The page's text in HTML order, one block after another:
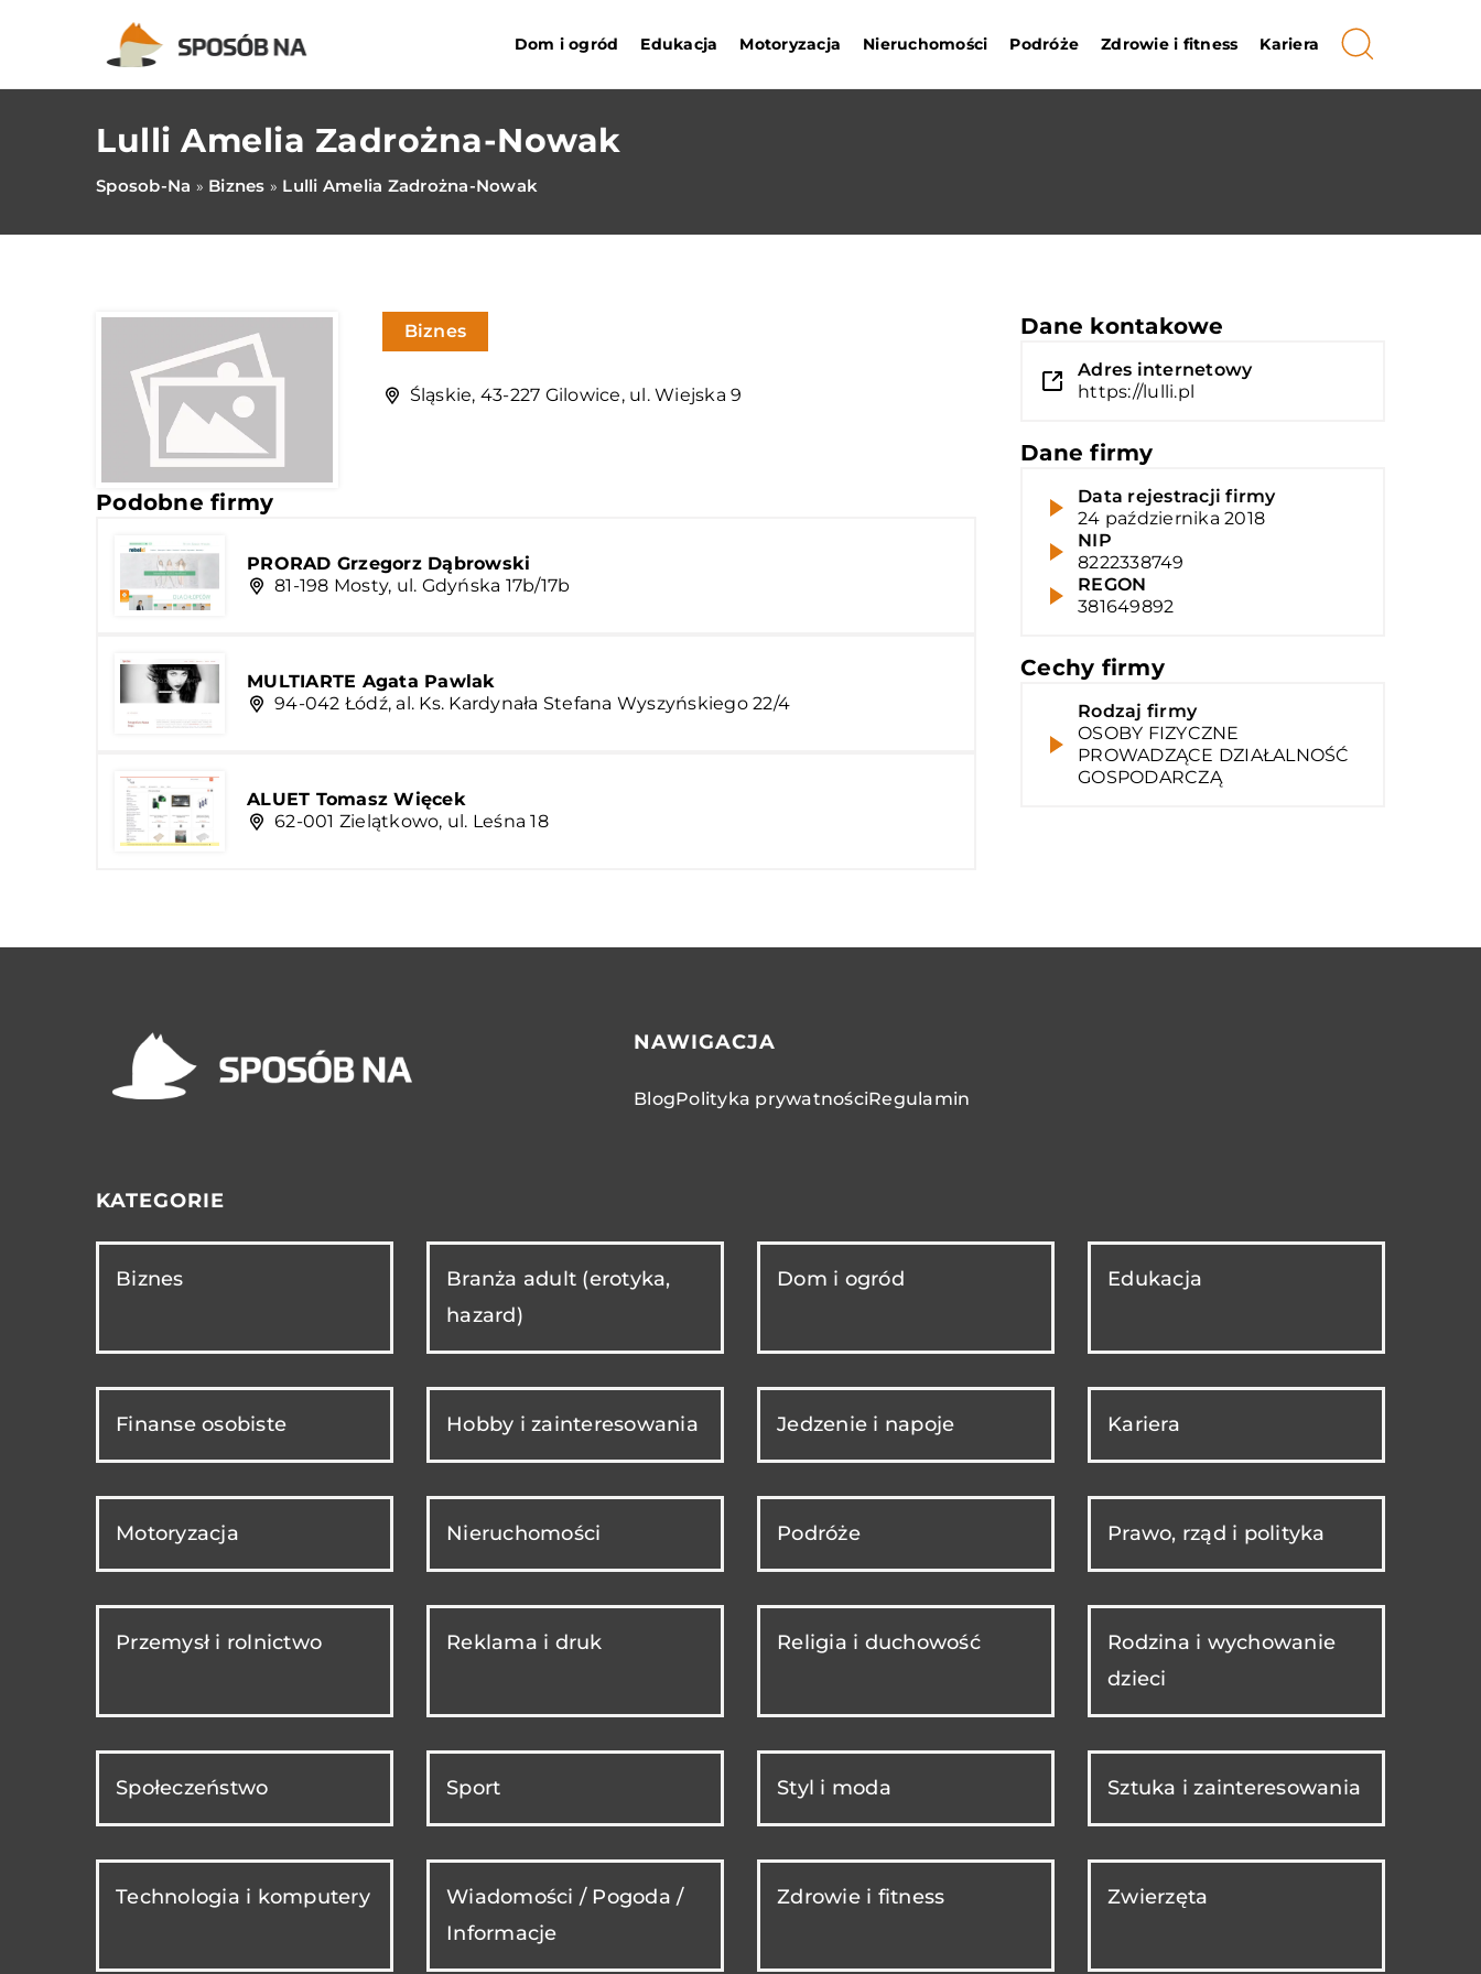
Dom i ogród Edukacja Motoryzacja Nieruchomości Podróże Zdrowie i fitness Kariera
Lulli Amelia Zadrożna-Nowak
Sposob-Na » Biznes » Lulli Amelia Zadrożna-Nowak
Biznes
Śląskie, 43-227 Gilowice, ul. Wiejska 9
Podobne firmy
PRORAD Grzegorz Dąbrowski
81-198 Mosty, ul. Gdyńska 17b/17b
MULTIARTE Agata Pawlak
94-042 Łódź, al. Ks. Kardynała Stefana Wyszyńskiego 22/4
ALUET Tomasz Więcek
62-001 Zielątkowo, ul. Leśna 18
Dane kontakowe
Adres internetowy
https://lulli.pl
Dane firmy
Data rejestracji firmy
24 października 2018
NIP
8222338749
REGON
381649892
Cechy firmy
Rodzaj firmy
OSOBY FIZYCZNE
PROWADZĄCE DZIAŁALNOŚĆ
GOSPODARCZĄ
NAWIGACJA
BlogPolityka prywatnościRegulamin
KATEGORIE
Biznes
Branża adult (erotyka,
hazard)
Dom i ogród Edukacja
Finanse osobiste Hobby i zainteresowania Jedzenie i napoje Kariera
Motoryzacja Nieruchomości Podróże Prawo, rząd i polityka
Przemysł i rolnictwo Reklama i druk Religia i duchowość
Rodzina i wychowanie
dzieci
Społeczeństwo Sport Styl i moda Sztuka i zainteresowania
Technologia i komputery
Wiadomości / Pogoda /
Informacje
Zdrowie i fitness Zwierzęta